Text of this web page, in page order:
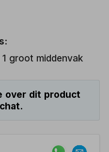
groot middenvak
over dit product